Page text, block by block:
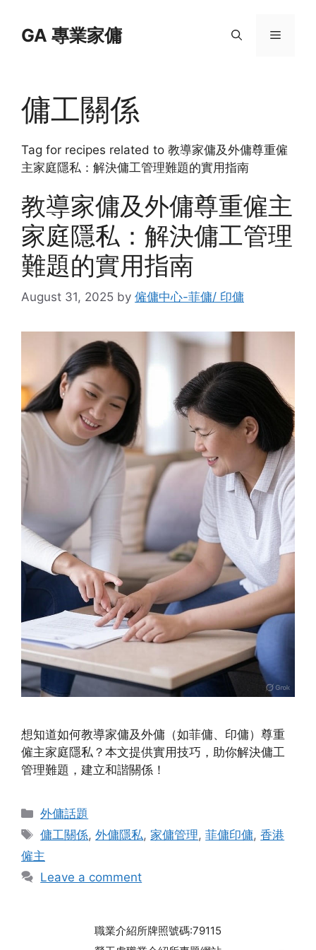
contentGA 專業家傭 Menu
傭工關係
Tag for recipes related to 教導家傭及外傭尊重僱
主家庭隱私：解決傭工管理難題的實用指南
教導家傭及外傭尊重僱主
家庭隱私：解決傭工管理
難題的實用指南
August 31, 2025 by 僱傭中心-菲傭/ 印傭
想知道如何教導家傭及外傭（如菲傭、印傭）尊重
僱主家庭隱私？本文提供實用技巧，助你解決傭工
管理難題，建立和諧關係！
Categories
外傭話題
Tags
傭工關係,外傭隱私, 家傭管理,菲傭印傭,香港
僱主
Leave a comment
職業介紹所牌照號碼:79115